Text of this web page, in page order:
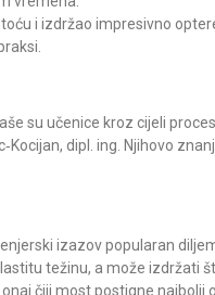
i izdržao impresivno
su učenice kroz cijeli
dipl. ing. Njihovo
izazov popularan
težinu, a može izdržati
čiji most postigne